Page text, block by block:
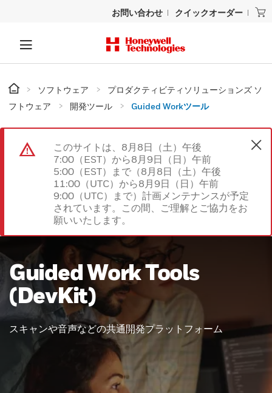
お問い合わせ クイックオーダー
ソフトウェア
プロダクティビティソリューションズ ソ
フトウェア
開発ツール Guided Workツール
このサイトは、8月8日（土）午後
7:00（EST）から8月9日（日）午前
5:00（EST）まで（8月8日（土）午後
11:00（UTC）から8月9日（日）午前
9:00（UTC）まで）計画メンテナンスが予定
されています。この間、ご理解とご協力をお
願いいたします。
Guided Work Tools
(DevKit)
スキャンや音声などの共通開発プラットフォーム